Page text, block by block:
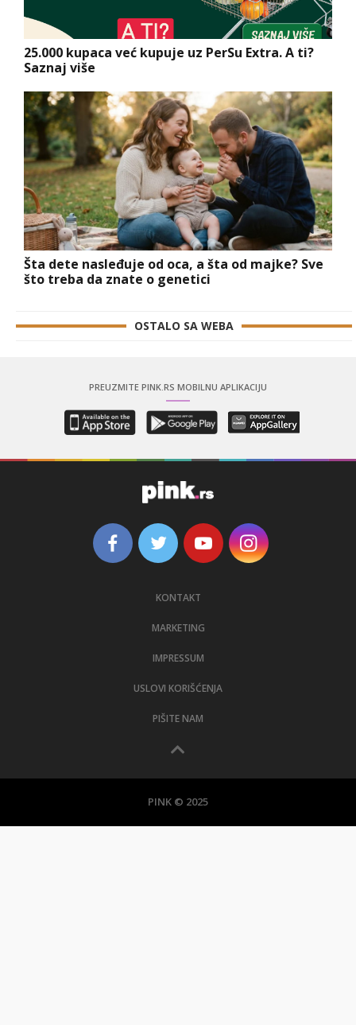
25.000 kupaca već kupuje uz PerSu Extra. A ti?
Saznaj više
Šta dete nasleđuje od oca, a šta od majke? Sve
što treba da znate o genetici
OSTALO SA WEBA
PREUZMITE PINK.RS MOBILNU APLIKACIJU
KONTAKT
MARKETING
IMPRESSUM
USLOVI KORIŠĆENJA
PIŠITE NAM
PINK © 2025